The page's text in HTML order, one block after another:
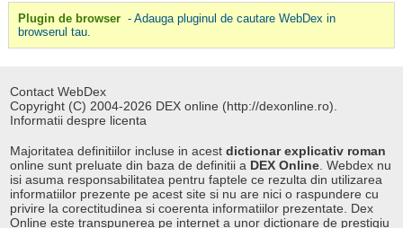
Plugin de browser - Adauga pluginul de cautare WebDex in
browserul tau.
Contact WebDex
Copyright (C) 2004-2026 DEX online (http://dexonline.ro).
Informatii despre licenta
Majoritatea definitiilor incluse in acestdictionar explicativ roman
online sunt preluate din baza de definitii a DEX Online . Webdex nu
isi asuma responsabilitatea pentru faptele ce rezulta din utilizarea
informatiilor prezente pe acest site si nu are nici o raspundere cu
privire la corectitudinea si coerenta informatiilor prezentate. Dex
Online este transpunerea pe internet a unor dictionare de prestigiu